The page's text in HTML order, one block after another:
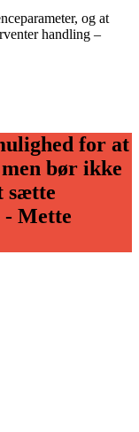
og at
handling –
for at
bør ikke
sætte
Mette